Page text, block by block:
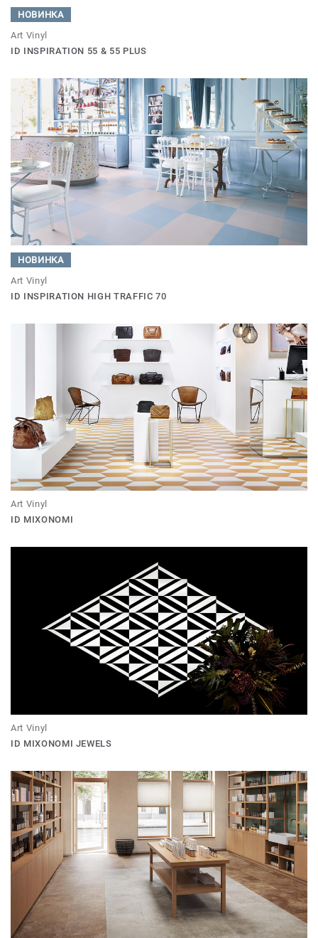
НОВИНКА
Art Vinyl
ID INSPIRATION 55 & 55 PLUS
НОВИНКА
Art Vinyl
ID INSPIRATION HIGH TRAFFIC 70
Art Vinyl
ID MIXONOMI
Art Vinyl
ID MIXONOMI JEWELS